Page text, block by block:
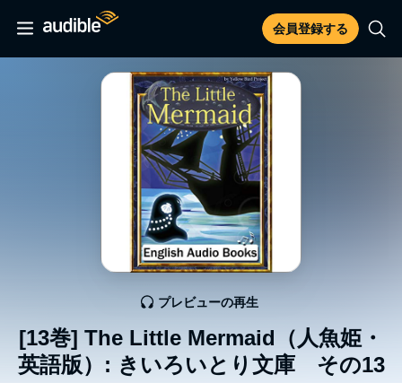
会員登録する
[13巻] The Little Mermaid（人魚姫・
英語版）: きいろいとり文庫 その13
プレビューの再生